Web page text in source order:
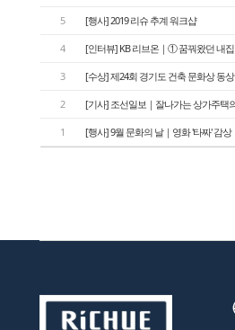
5 [행사] 2019 리슈 추계 워크샵
4 [인터뷰] KB 리브온｜① 꿈꿔왔던 내
3 [수상] 제24회 경기도 건축 문화상 동상
2 [기사] 조선일보｜잘나가는 상가주택
1 [행사] 9월 문화의 날｜영화 '타짜' 감상